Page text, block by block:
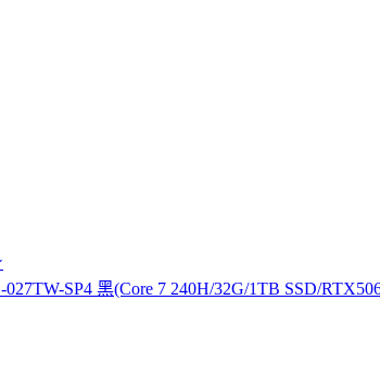
SP4 黑(Core 7 240H/32G/1TB SSD/